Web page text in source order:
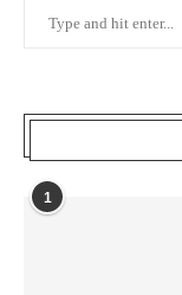
1